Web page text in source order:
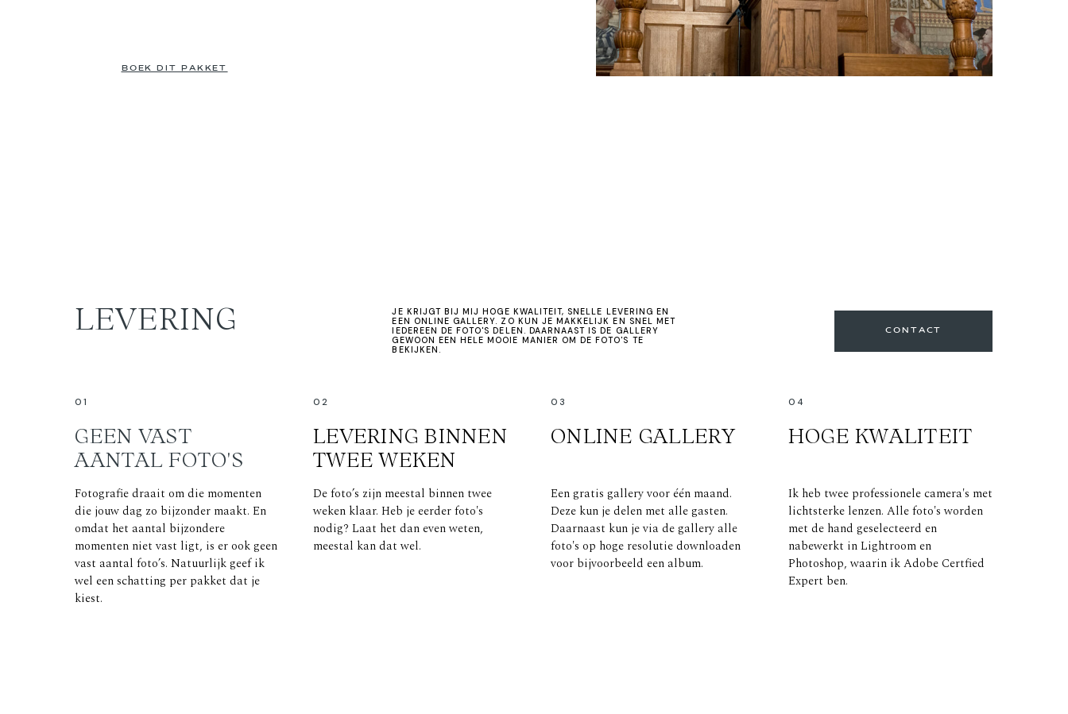
BOEK DI T PAKKET
LEVERING
JE KRIJGT BIJ MIJ HOGE KWALITEIT, SNELLE LEVERING EN
EEN ONLINE GALLERY. ZO KUN JE MAKKELIJK EN SNEL MET
IEDEREEN DE FOTO'S DELEN. DAARNAAST IS DE GALLERY
GEWOON EEN HELE MOOIE MANIER OM DE FOTO'S TE
BEKIJKEN.
CONTACT
04
03
02
01
HOGE KWALITEIT
ONLINE GALLERY
LEVERING BINNEN
TWEE WEKEN
GEEN VAST
AANTAL FOTO'S
De foto’s zijn meestal binnen twee
weken klaar. Heb je eerder foto's
nodig? Laat het dan even weten,
meestal kan dat wel.
Fotografie draait om die momenten
die jouw dag zo bijzonder maakt. En
omdat het aantal bijzondere
momenten niet vast ligt, is er ook geen
vast aantal foto’s. Natuurlijk geef ik
wel een schatting per pakket dat je
kiest.
Ik heb twee professionele camera's met
lichtsterke lenzen. Alle foto's worden
met de hand geselecteerd en
nabewerkt in Lightroom en
Photoshop, waarin ik Adobe Certfied
Expert ben.
Een gratis gallery voor één maand.
Deze kun je delen met alle gasten.
Daarnaast kun je via de gallery alle
foto's op hoge resolutie downloaden
voor bijvoorbeeld een album.